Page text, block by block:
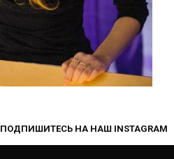
ПОДПИШИТЕСЬ НА НАШ INSTAGRAM